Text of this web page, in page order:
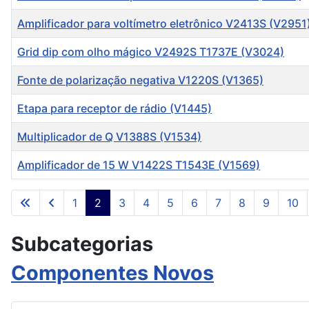
Artigos
Amplificador para voltímetro eletrônico V2413S
Grid dip com olho mágico V2492S T1737E (V3024)
Fonte de polarização negativa V1220S (V1365)
Etapa para receptor de rádio (V1445)
Multiplicador de Q V1388S (V1534)
Amplificador de 15 W V1422S T1543E (V1569)
1 2 3 4 5 6 7 8 9 10
Subcategorias
Componentes Novos